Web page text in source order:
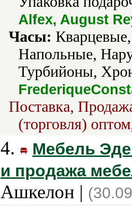
Alfex, August
Часы:
Напольные,
Турбийоны,
Поставка,
(торговля)
4.
Мебель
и продажа
Ашкелон |